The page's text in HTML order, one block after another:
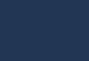
externe s'ouvrira